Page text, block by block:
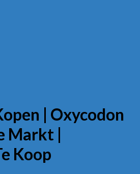
| Oxycodon
Markt |
Koop